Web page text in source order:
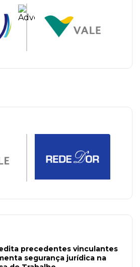
precedentes vinculantes
segurança jurídica na